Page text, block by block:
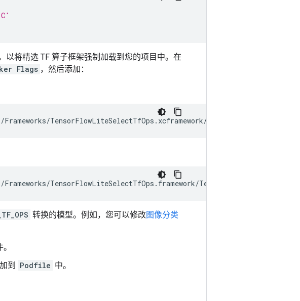
以将精选 TF 算子框架强制加载到您的项目中。在
Flags ，然后添加：
转换的模型。例如，您可以修改图像分类
到 Podfile 中。